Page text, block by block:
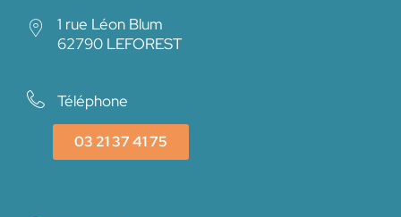
1 rue Léon Blum
62790 LEFOREST
Téléphone
03 21 37 41 75